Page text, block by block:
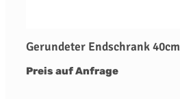
Gerundeter Endschrank 40cm
Preis auf Anfrage